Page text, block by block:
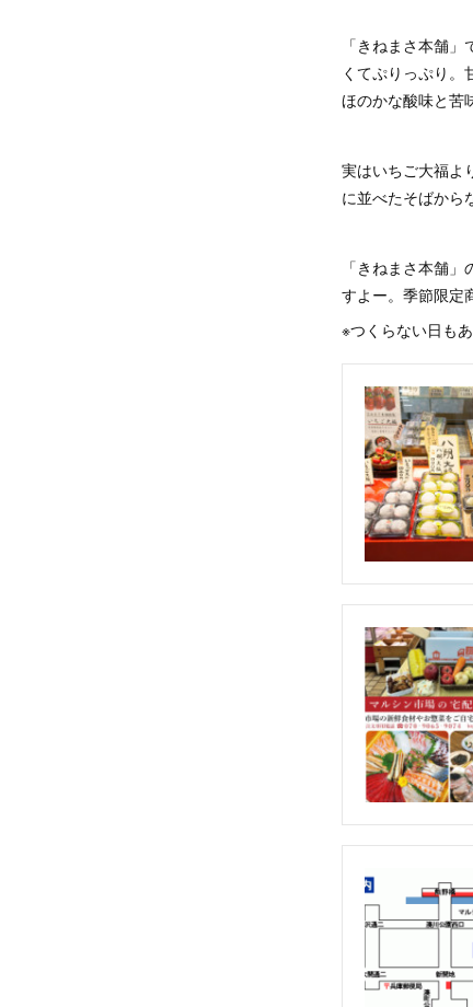
「きねまさ本舗
くてぷりっぷり
ほのかな酸味と苦
実はいちご大福よ
に並べたそばから
「きねまさ本舗
すよー。季節限定
※つくらない日も